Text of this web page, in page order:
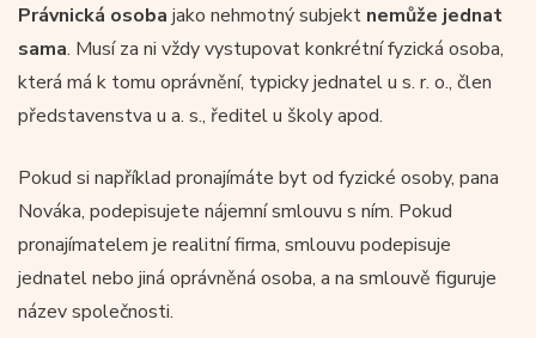
Právnická osoba jako nehmotný subjekt nemůže jednat
sama. Musí za ni vždy vystupovat konkrétní fyzická osoba,
která má k tomu oprávnění, typicky jednatel u s. r. o., člen
představenstva u a. s., ředitel u školy apod.
Pokud si například pronajímáte byt od fyzické osoby, pana
Nováka, podepisujete nájemní smlouvu s ním. Pokud
pronajímatelem je realitní firma, smlouvu podepisuje
jednatel nebo jiná oprávněná osoba, a na smlouvě figuruje
název společnosti.